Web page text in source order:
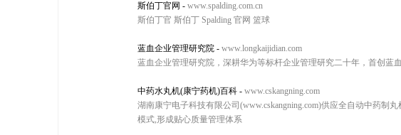
斯伯丁官网 - www.spalding.com.cn
斯伯丁官 斯伯丁 Spalding 官网 篮球
蓝血企业管理研究院 - www.longkaijidian.com
蓝血企业管理研究院，深耕华为等标杆企业管理研究二十年，首创蓝
中药水丸机(康宁药机)百科 - www.cskangning.com
湖南康宁电子科技有限公司(www.cskangning.com)供应全自动中药制
模式,形成贴心质量管理体系